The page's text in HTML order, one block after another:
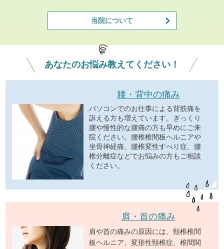
当院について
あなたのお悩み教えてください！
腰・背中の痛み
パソコンでのお仕事による背筋痛を
訴える方も増えています。ぎっくり
腰や慢性的な腰痛の方も早めにご来
院ください。腰椎椎間板ヘルニアや
坐骨神経痛、腰椎変性すべり症、腰
椎分離症などでお悩みの方もご相談
ください。
肩・首の痛み
肩や首の痛みの原因には、頸椎椎間
板ヘルニア、変形性頸椎症、椎間関